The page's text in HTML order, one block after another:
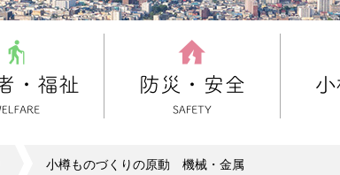
小樽ものづくりの原動 機械・金属